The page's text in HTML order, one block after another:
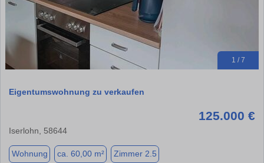
1 / 7
Eigentumswohnung zu verkaufen
125.000 €
Iserlohn, 58644
Wohnung ca. 60,00 m² Zimmer 2.5